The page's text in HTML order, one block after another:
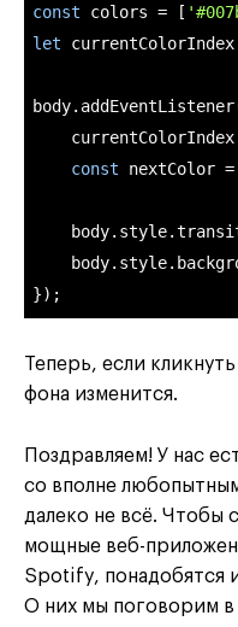
const colors = [
let
const nextColor
});
Теперь, если
фона изменится.
Поздравляем! У нас
со вполне
далеко не всё. Чтобы
мощные веб-
Spotify, понадобятся
О них мы поговорим